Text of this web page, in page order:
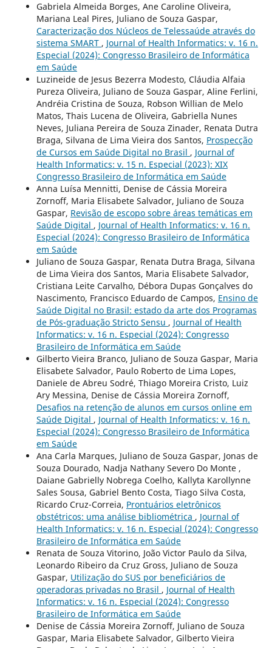
Gabriela Almeida Borges, Ane Caroline Oliveira,
Mariana Leal Pires, Juliano de Souza Gaspar,
Caracterização dos Núcleos de Telessaúde através do
sistema SMART , Journal of Health Informatics: v. 16 n.
Especial (2024): Congresso Brasileiro de Informática
em Saúde
Luzineide de Jesus Bezerra Modesto, Cláudia Alfaia
Pureza Oliveira, Juliano de Souza Gaspar, Aline Ferlini,
Andréia Cristina de Souza, Robson Willian de Melo
Matos, Thais Lucena de Oliveira, Gabriella Nunes
Neves, Juliana Pereira de Souza Zinader, Renata Dutra
Braga, Silvana de Lima Vieira dos Santos, Prospecção
de Cursos em Saúde Digital no Brasil , Journal of
Health Informatics: v. 15 n. Especial (2023): XIX
Congresso Brasileiro de Informática em Saúde
Anna Luísa Mennitti, Denise de Cássia Moreira
Zornoff, Maria Elisabete Salvador, Juliano de Souza
Gaspar, Revisão de escopo sobre áreas temáticas em
Saúde Digital , Journal of Health Informatics: v. 16 n.
Especial (2024): Congresso Brasileiro de Informática
em Saúde
Juliano de Souza Gaspar, Renata Dutra Braga, Silvana
de Lima Vieira dos Santos, Maria Elisabete Salvador,
Cristiana Leite Carvalho, Débora Dupas Gonçalves do
Nascimento, Francisco Eduardo de Campos, Ensino de
Saúde Digital no Brasil: estado da arte dos Programas
de Pós-graduação Stricto Sensu , Journal of Health
Informatics: v. 16 n. Especial (2024): Congresso
Brasileiro de Informática em Saúde
Gilberto Vieira Branco, Juliano de Souza Gaspar, Maria
Elisabete Salvador, Paulo Roberto de Lima Lopes,
Daniele de Abreu Sodré, Thiago Moreira Cristo, Luiz
Ary Messina, Denise de Cássia Moreira Zornoff,
Desafios na retenção de alunos em cursos online em
Saúde Digital , Journal of Health Informatics: v. 16 n.
Especial (2024): Congresso Brasileiro de Informática
em Saúde
Ana Carla Marques, Juliano de Souza Gaspar, Jonas de
Souza Dourado, Nadja Nathany Severo Do Monte ,
Daiane Gabrielly Nobrega Coelho, Kallyta Karollynne
Sales Sousa, Gabriel Bento Costa, Tiago Silva Costa,
Ricardo Cruz-Correia, Prontuários eletrônicos
obstétricos: uma análise bibliométrica , Journal of
Health Informatics: v. 16 n. Especial (2024): Congresso
Brasileiro de Informática em Saúde
Renata de Souza Vitorino, João Victor Paulo da Silva,
Leonardo Ribeiro da Cruz Gross, Juliano de Souza
Gaspar, Utilização do SUS por beneficiários de
operadoras privadas no Brasil , Journal of Health
Informatics: v. 16 n. Especial (2024): Congresso
Brasileiro de Informática em Saúde
Denise de Cássia Moreira Zornoff, Juliano de Souza
Gaspar, Maria Elisabete Salvador, Gilberto Vieira